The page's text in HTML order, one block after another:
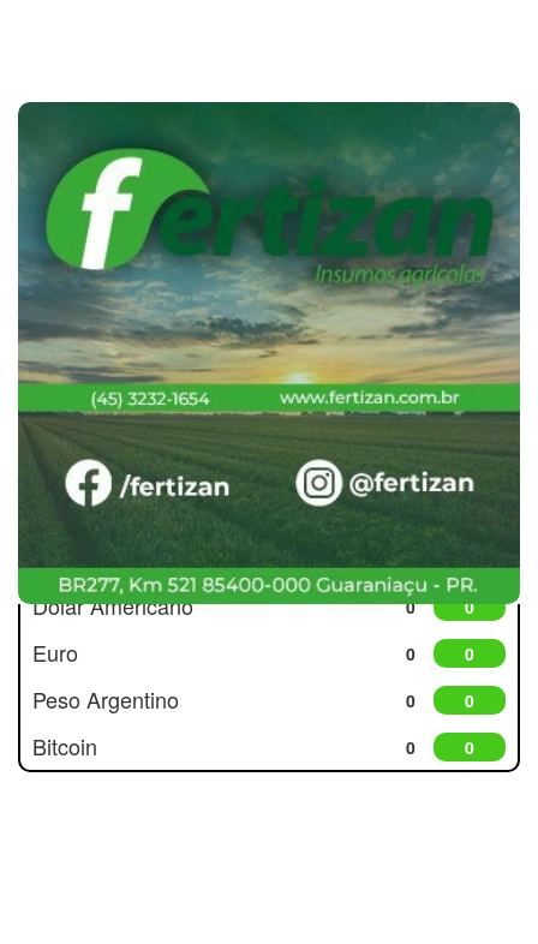
Cotações
Dólar Americano 0 0
Euro 0 0
Peso Argentino 0 0
Bitcoin 0 0